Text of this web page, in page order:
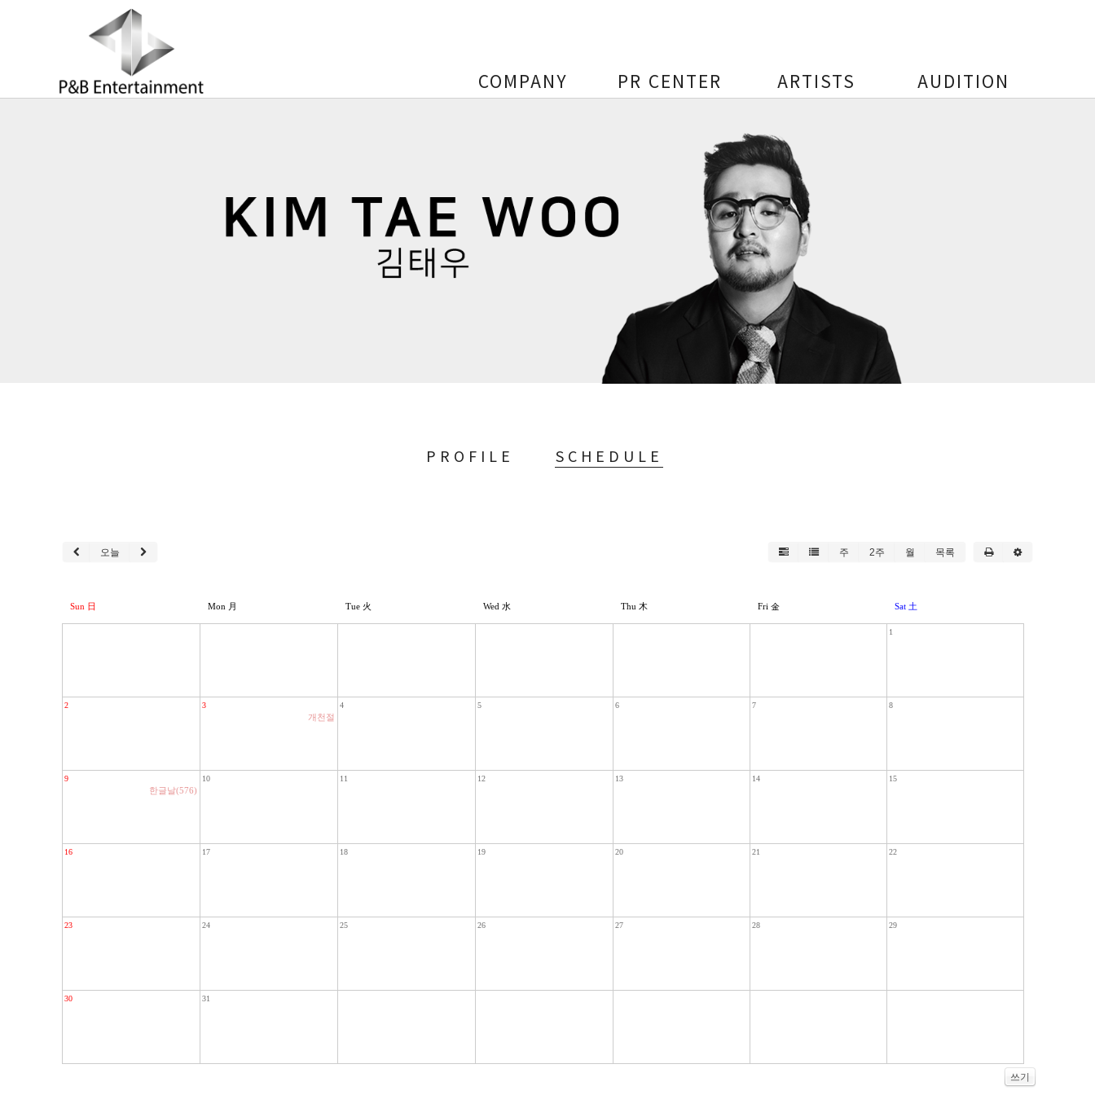
COMPANY PR CENTER ARTISTS AUDITION
PROFILE SCHEDULE
오늘 주 2주 월 목록
Sun 日 Mon 月 Tue 火 Wed 水 Thu 木 Fri 金 Sat 土
1
2 3
개천절
4 5 6 7 8
9
한글날(576)
10 11 12 13 14 15
16 17 18 19 20 21 22
23 24 25 26 27 28 29
30 31
쓰기